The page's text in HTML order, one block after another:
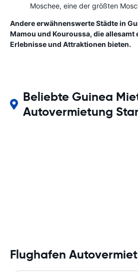
Moschee, eine der größten
Andere erwähnenswerte Städte in
Mamou und Kouroussa, die allesamt
Erlebnisse und Attraktionen bieten.
Beliebte Guinea
Autovermietung
Flughafen